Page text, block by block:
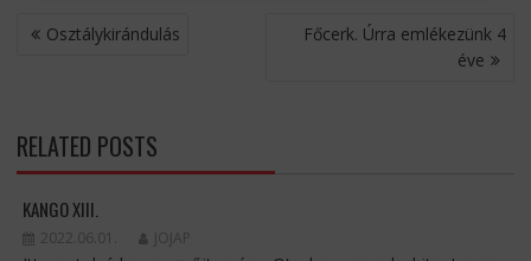
BEJEGYZÉS
NAVIGÁCIÓ
Osztálykirándulás
Főcerk. Úrra emlékezünk 4
éve
RELATED POSTS
KANGO XIII.
2022.06.01. JOJAP